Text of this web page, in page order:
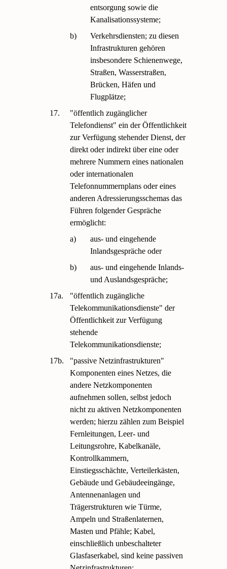
entsorgung sowie die
Kanalisationssysteme;
b)
Verkehrsdiensten; zu diesen
Infrastrukturen gehören
insbesondere Schienenwege,
Straßen, Wasserstraßen,
Brücken, Häfen und
Flugplätze;
17.
"öffentlich zugänglicher
Telefondienst" ein der Öffentlichkeit
zur Verfügung stehender Dienst, der
direkt oder indirekt über eine oder
mehrere Nummern eines nationalen
oder internationalen
Telefonnummernplans oder eines
anderen Adressierungsschemas das
Führen folgender Gespräche
ermöglicht:
a)
aus- und eingehende
Inlandsgespräche oder
b)
aus- und eingehende Inlands-
und Auslandsgespräche;
17a.
"öffentlich zugängliche
Telekommunikationsdienste" der
Öffentlichkeit zur Verfügung
stehende
Telekommunikationsdienste;
17b.
"passive Netzinfrastrukturen"
Komponenten eines Netzes, die
andere Netzkomponenten
aufnehmen sollen, selbst jedoch
nicht zu aktiven Netzkomponenten
werden; hierzu zählen zum Beispiel
Fernleitungen, Leer- und
Leitungsrohre, Kabelkanäle,
Kontrollkammern,
Einstiegsschächte, Verteilerkästen,
Gebäude und Gebäudeeingänge,
Antennenanlagen und
Trägerstrukturen wie Türme,
Ampeln und Straßenlaternen,
Masten und Pfähle; Kabel,
einschließlich unbeschalteter
Glasfaserkabel, sind keine passiven